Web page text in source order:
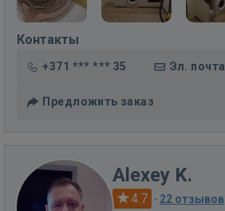
Контакты
+371 *** *** 35 Эл. почта
Предложить заказ
Alexey K.
4.7 · 22 отзывов